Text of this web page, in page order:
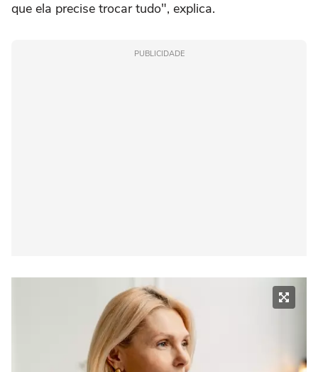
que ela precise trocar tudo", explica.
PUBLICIDADE